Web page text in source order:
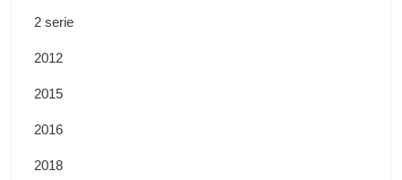
2 serie
2012
2015
2016
2018